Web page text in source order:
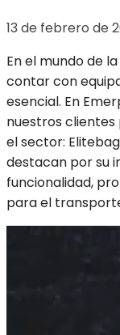
13 de febrero de
En el mundo de
contar con
esencial. En
nuestros
el sector:
destacan por su
funcionalidad,
para el